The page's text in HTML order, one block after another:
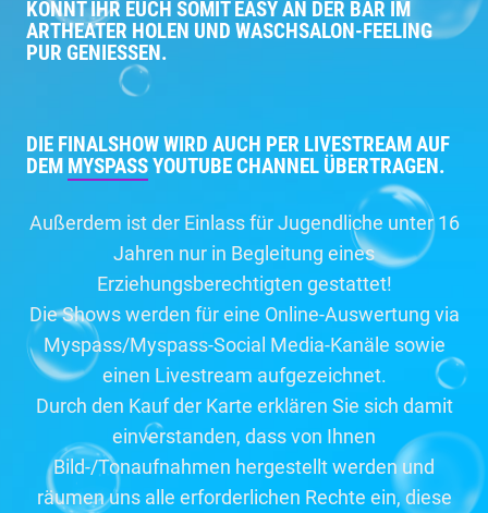
KÖNNT IHR EUCH SOMIT EASY AN DER BAR IM
ARTHEATER HOLEN UND WASCHSALON-FEELING
PUR GENIESSEN.
DIE FINALSHOW WIRD AUCH PER LIVESTREAM AUF
DEM MYSPASSYOUTUBE CHANNEL ÜBERTRAGEN.
Außerdem ist der Einlass für Jugendliche unter 16
Jahren nur in Begleitung eines
Erziehungsberechtigten gestattet!
Die Shows werden für eine Online-Auswertung via
Myspass/Myspass-Social Media-Kanäle sowie
einen Livestream aufgezeichnet.
Durch den Kauf der Karte erklären Sie sich damit
einverstanden, dass von Ihnen
Bild-/Tonaufnahmen hergestellt werden und
räumen uns alle erforderlichen Rechte ein, diese